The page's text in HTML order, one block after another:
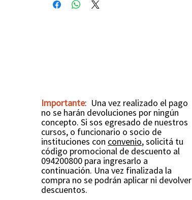
Importante: Una vez realizado el pago
no se harán devoluciones por ningún
concepto. Si sos egresado de nuestros
cursos, o funcionario o socio de
instituciones con convenio, solicitá tu
código promocional de descuento al
094200800 para ingresarlo a
continuación. Una vez finalizada la
compra no se podrán aplicar ni devolver
descuentos.